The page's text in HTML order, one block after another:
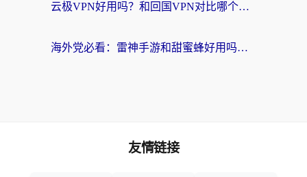
云极VPN好用吗？和回国VPN对比哪个回国效果更好？海外党亲测避坑指南
海外党必看：雷神手游和甜蜜蜂好用吗？3步选对回国加速器无缝刷国内资源
友情链接